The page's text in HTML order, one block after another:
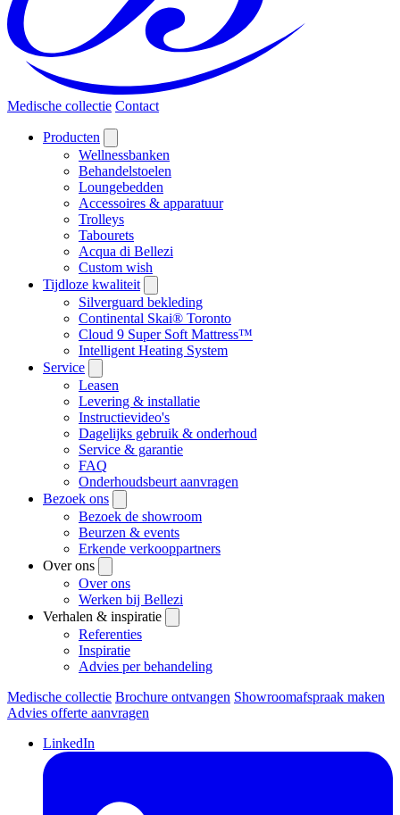
Medische collectie Contact
Producten
Wellnessbanken
Behandelstoelen
Loungebedden
Accessoires & apparatuur
Trolleys
Tabourets
Acqua di Bellezi
Custom wish
Tijdloze kwaliteit
Silverguard bekleding
Continental Skai® Toronto
Cloud 9 Super Soft Mattress™
Intelligent Heating System
Service
Leasen
Levering & installatie
Instructievideo's
Dagelijks gebruik & onderhoud
Service & garantie
FAQ
Onderhoudsbeurt aanvragen
Bezoek ons
Bezoek de showroom
Beurzen & events
Erkende verkooppartners
Over ons
Over ons
Werken bij Bellezi
Verhalen & inspiratie
Referenties
Inspiratie
Advies per behandeling
Medische collectie Brochure ontvangen Showroomafspraak maken
Advies offerte aanvragen
LinkedIn